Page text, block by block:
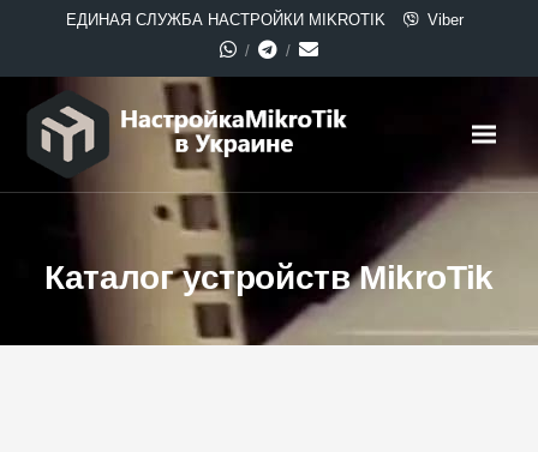
ЕДИНАЯ СЛУЖБА НАСТРОЙКИ MIKROTIK Viber
Каталог устройств MikroTik